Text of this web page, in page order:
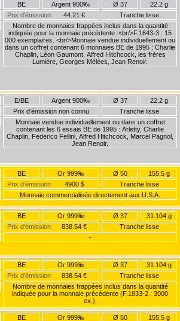
BE Argent 900‰ Ø 37
22.2 g
Prix d'émission 44.21 €
Tranche lisse
Nombre de monnaies frappées inclus dans la quantité
indiquée pour la monnaie précédente :<br/>F.1643-3 : 15
000 exemplaires. <br/>Monnaie vendue individuellement ou
dans un coffret contenant 6 monnaies BE de 1995 : Charlie
Chaplin, Léon Gaumont, Alfred Hitchcock, les frères
Lumière, Georges Mélèes, Jean Renoir.
E/BE Argent 900‰ Ø 37
22.2 g
Prix d'émission non connu
Tranche lisse
Monnaie vendue individuellement ou dans un coffret
contenant les 6 essais BE de 1995 : Arletty, Charlie
Chaplin, Federico Fellini, Alfred Hitchcock, Marcel Pagnol,
Jean Renoir.
BE Or 999‰ Ø 50
155.5 g
Prix d'émission 4900 $
Tranche lisse
Monnaie commercialisée directement aux U.S.A.
BE Or 999‰ Ø 37
31.104 g
Prix d'émission 838.54 €
Tranche lisse
-
BE Or 999‰ Ø 37
31.104 g
Prix d'émission 838.54 €
Tranche lisse
Nombre de monnaies frappées inclus dans la quantité
indiquée pour la monnaie précédente (F.1833-2 : 3000
ex.).
BE Or 999‰ Ø 50
155.5 g